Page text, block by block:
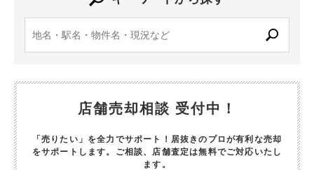
店舗売却相談 受付中！
「売りたい」を全力でサポート！居抜きのプロが有利な売却
をサポートします。 ご相談、店舗査定は無料でご対応いたし
ます。